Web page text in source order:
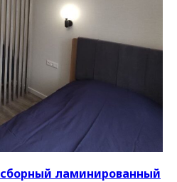
сборный ламинированный